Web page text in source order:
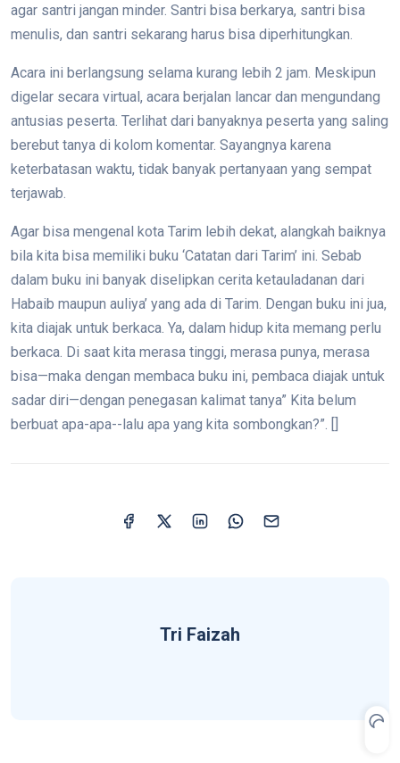
agar santri jangan minder. Santri bisa berkarya, santri bisa
menulis, dan santri sekarang harus bisa diperhitungkan.
Acara ini berlangsung selama kurang lebih 2 jam. Meskipun
digelar secara virtual, acara berjalan lancar dan mengundang
antusias peserta. Terlihat dari banyaknya peserta yang saling
berebut tanya di kolom komentar. Sayangnya karena
keterbatasan waktu, tidak banyak pertanyaan yang sempat
terjawab.
Agar bisa mengenal kota Tarim lebih dekat, alangkah baiknya
bila kita bisa memiliki buku ‘Catatan dari Tarim’ ini. Sebab
dalam buku ini banyak diselipkan cerita ketauladanan dari
Habaib maupun auliya’ yang ada di Tarim. Dengan buku ini jua,
kita diajak untuk berkaca. Ya, dalam hidup kita memang perlu
berkaca. Di saat kita merasa tinggi, merasa punya, merasa
bisa—maka dengan membaca buku ini, pembaca diajak untuk
sadar diri—dengan penegasan kalimat tanya” Kita belum
berbuat apa-apa--lalu apa yang kita sombongkan?”. []
Tri Faizah